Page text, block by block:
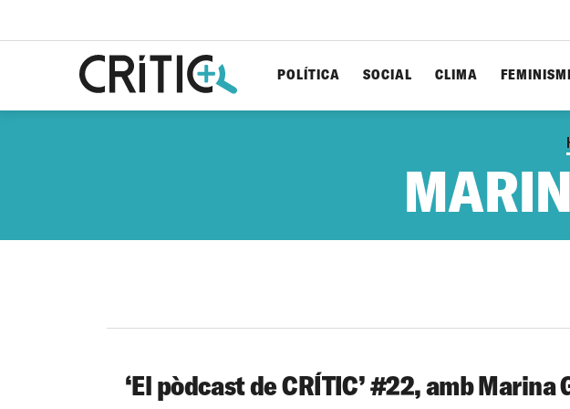
POLÍTICA SOCIAL CLIMA
‘El pòdcast de CRÍTIC’ #22, amb Marina